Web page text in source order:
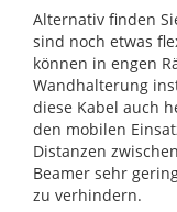
Alternativ finden
sind noch etwas
können in engen
Wandhalterung
diese Kabel auch
den mobilen
Distanzen
Beamer sehr
zu verhindern.